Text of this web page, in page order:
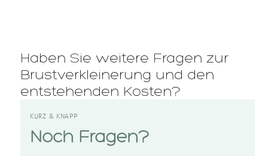
Haben Sie weitere Fragen zur
Brust­ver­kleinerung und den
entstehenden Kosten­?
KURZ & KNAPP
Noch Fragen?